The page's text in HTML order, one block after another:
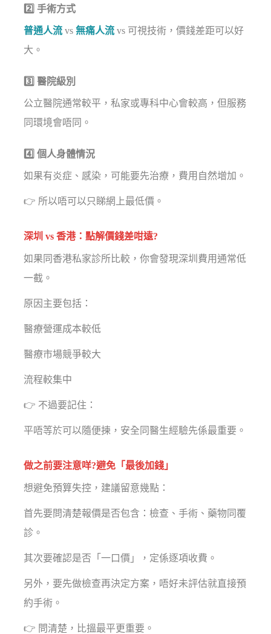
2️⃣ 手術方式
普通人流 vs無痛人流 vs 可視技術，價錢差距可以好
大。
3️⃣ 醫院級別
公立醫院通常較平，私家或專科中心會較高，但服務
同環境會唔同。
4️⃣ 個人身體情況
如果有炎症、感染，可能要先治療，費用自然增加。
👉 所以唔可以只睇網上最低價。
深圳 vs 香港：點解價錢差咁遠?
如果同香港私家診所比較，你會發現深圳費用通常低
一截。
原因主要包括：
醫療營運成本較低
醫療市場競爭較大
流程較集中
👉 不過要記住：
平唔等於可以隨便揀，安全同醫生經驗先係最重要。
做之前要注意咩?避免「最後加錢」
想避免預算失控，建議留意幾點：
首先要問清楚報價是否包含：檢查、手術、藥物同覆
診。
其次要確認是否「一口價」，定係逐項收費。
另外，要先做檢查再決定方案，唔好未評估就直接預
約手術。
👉 問清楚，比搵最平更重要。